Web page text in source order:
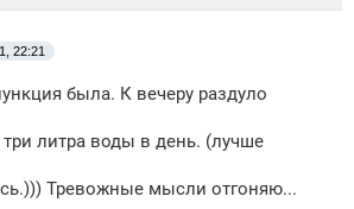
22:21
была. К вечеру раздуло
литра воды в день. (лучше
Тревожные мысли отгоняю...